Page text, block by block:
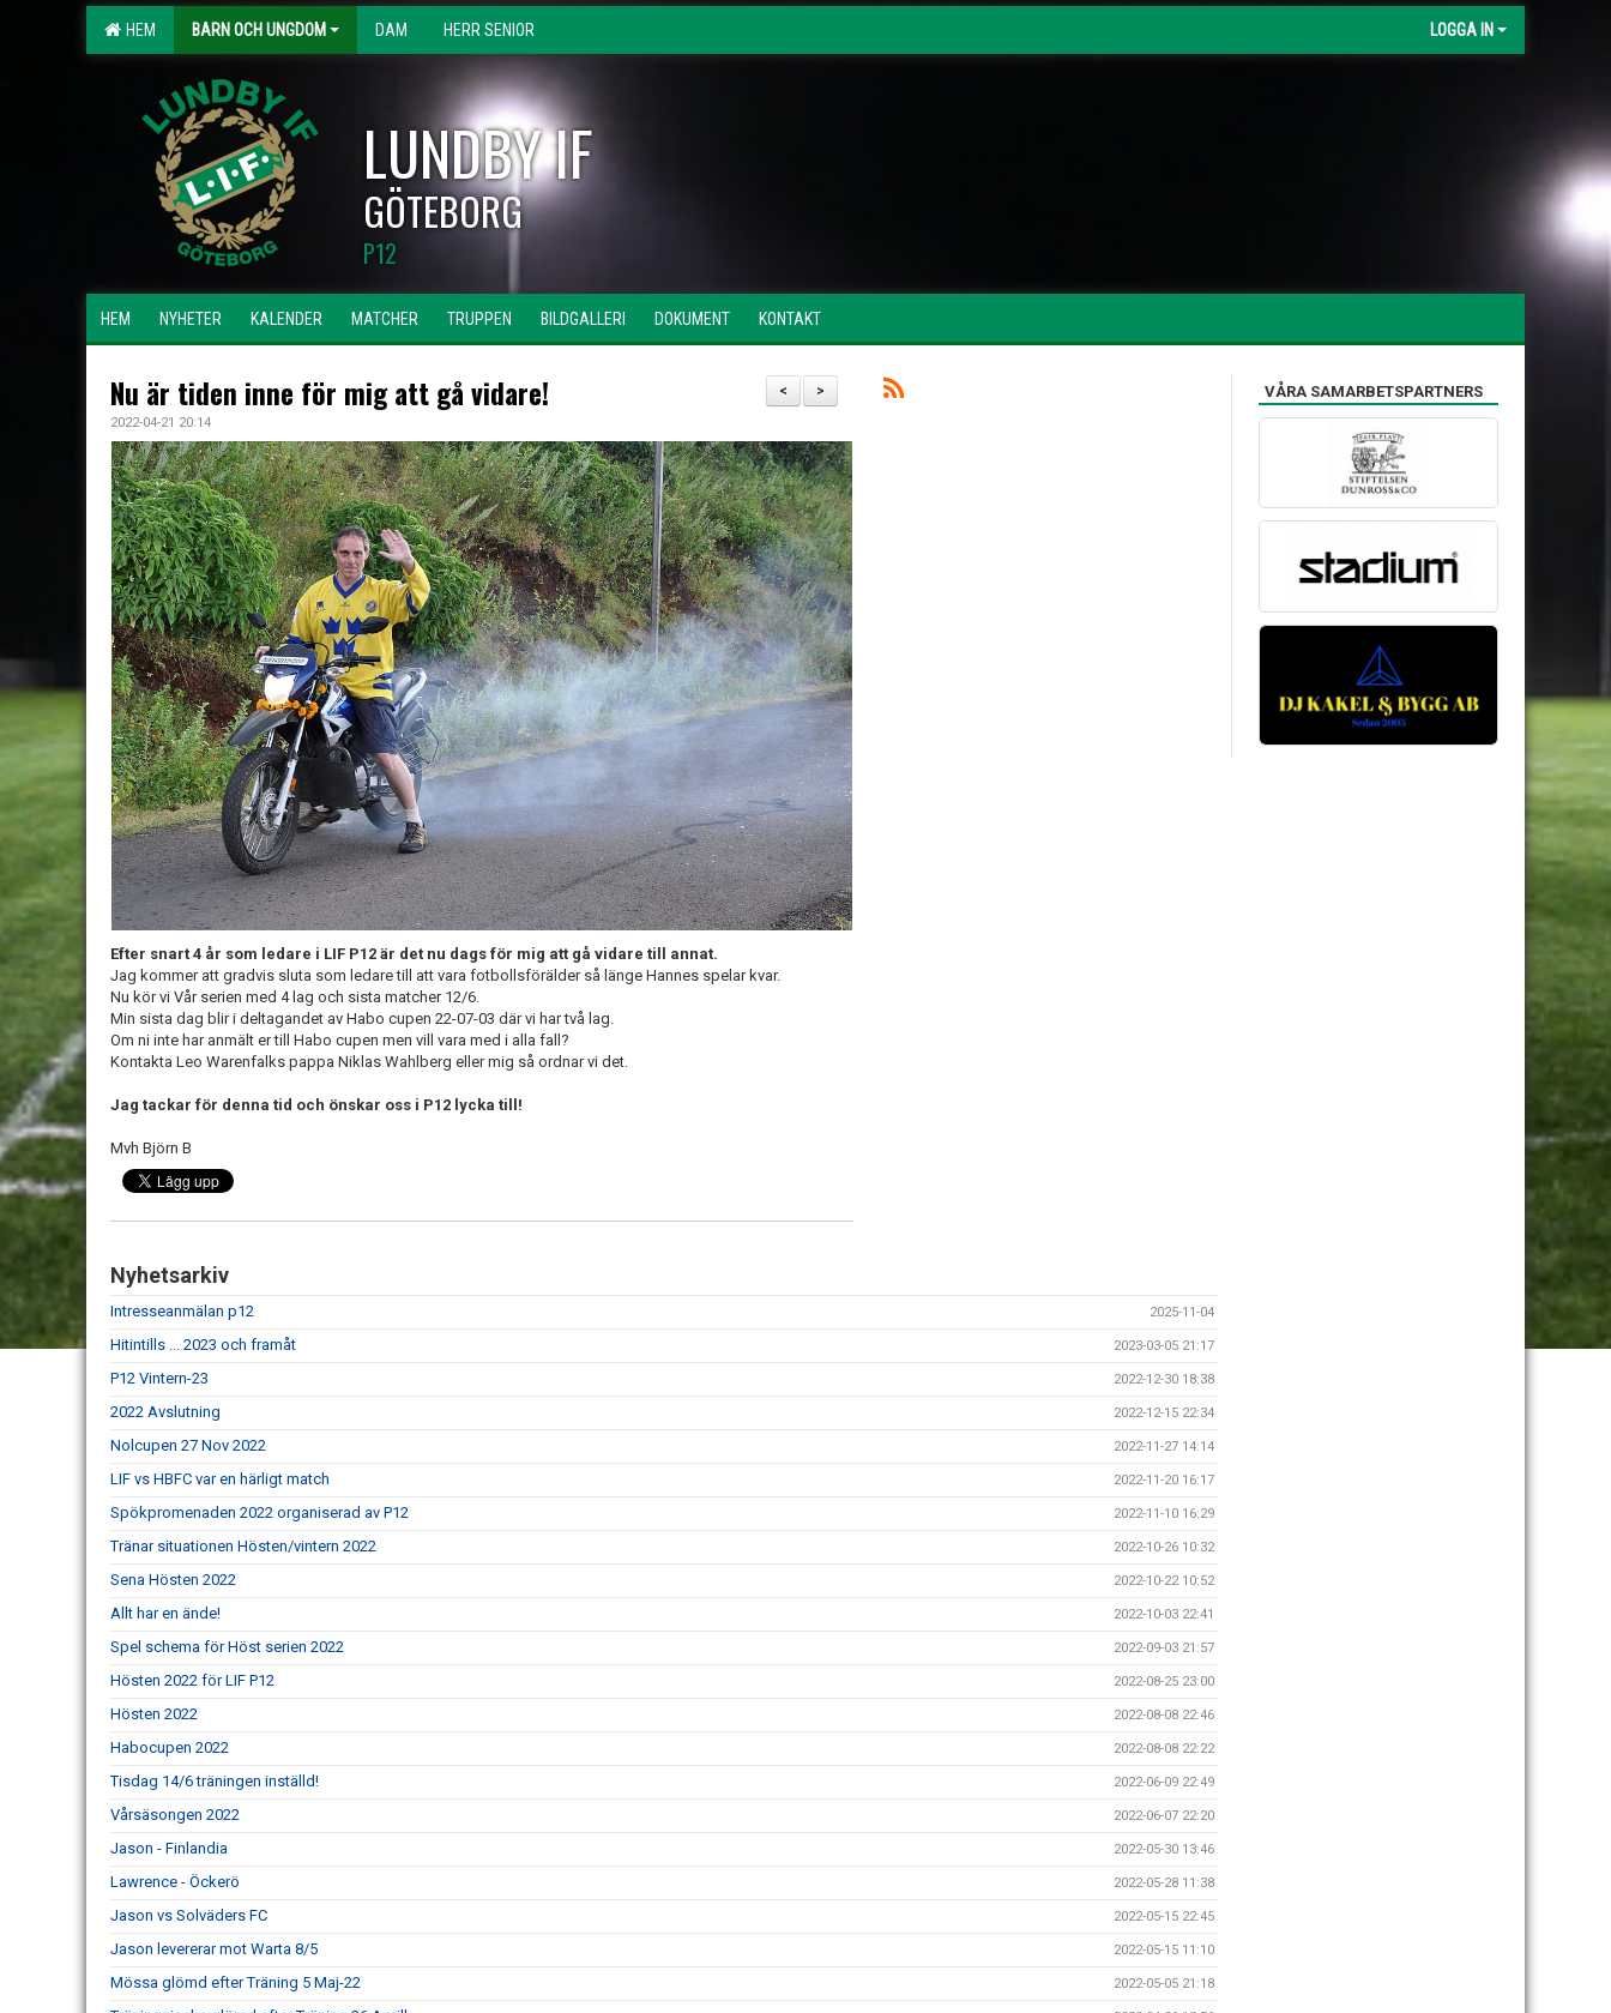
HEM BARN OCH UNGDOM DAM HERR SENIOR LOGGA IN
LUNDBY IF
GÖTEBORG
P12
HEM NYHETER KALENDER MATCHER TRUPPEN BILDGALLERI DOKUMENT KONTAKT
>
<
Nu är tiden inne för mig att gå vidare!
2022-04-21 20:14
Efter snart 4 år som ledare i LIF P12 är det nu dags för mig att gå vidare till annat.
Jag kommer att gradvis sluta som ledare till att vara fotbollsförälder så länge Hannes spelar kvar.
Nu kör vi Vår serien med 4 lag och sista matcher 12/6.
Min sista dag blir i deltagandet av Habo cupen 22-07-03 där vi har två lag.
Om ni inte har anmält er till Habo cupen men vill vara med i alla fall?
Kontakta Leo Warenfalks pappa Niklas Wahlberg eller mig så ordnar vi det.
Jag tackar för denna tid och önskar oss i P12 lycka till!
Mvh Björn B
Nyhetsarkiv
Intresseanmälan p12 2025-11-04
Hitintills ... 2023 och framåt 2023-03-05 21:17
P12 Vintern-23 2022-12-30 18:38
2022 Avslutning 2022-12-15 22:34
Nolcupen 27 Nov 2022 2022-11-27 14:14
LIF vs HBFC var en härligt match 2022-11-20 16:17
Spökpromenaden 2022 organiserad av P12 2022-11-10 16:29
Tränar situationen Hösten/vintern 2022 2022-10-26 10:32
Sena Hösten 2022 2022-10-22 10:52
Allt har en ände! 2022-10-03 22:41
Spel schema för Höst serien 2022 2022-09-03 21:57
Hösten 2022 för LIF P12 2022-08-25 23:00
Hösten 2022 2022-08-08 22:46
Habocupen 2022 2022-08-08 22:22
Tisdag 14/6 träningen inställd! 2022-06-09 22:49
Vårsäsongen 2022 2022-06-07 22:20
Jason - Finlandia 2022-05-30 13:46
Lawrence - Öckerö 2022-05-28 11:38
Jason vs Solväders FC 2022-05-15 22:45
Jason levererar mot Warta 8/5 2022-05-15 11:10
Mössa glömd efter Träning 5 Maj-22 2022-05-05 21:18
VÅRA SAMARBETSPARTNERS